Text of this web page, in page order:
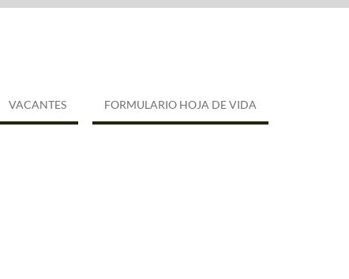
VACANTES FORMULARIO HOJA DE VIDA